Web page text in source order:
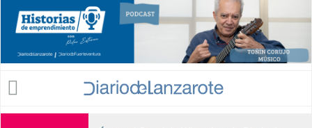
Jump to navigation